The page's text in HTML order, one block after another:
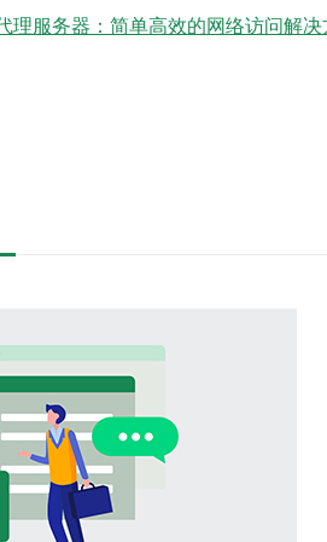
理服务器：简单高效的网络访问解决